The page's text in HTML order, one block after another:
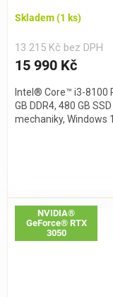
Skladem(1 ks)
13 215 Kč bez DPH
15 990 Kč
Intel® Core™ i3-8100
GB DDR4, 480 GB
mechaniky, Windows
NVIDIA®
GeForce® RTX
3050